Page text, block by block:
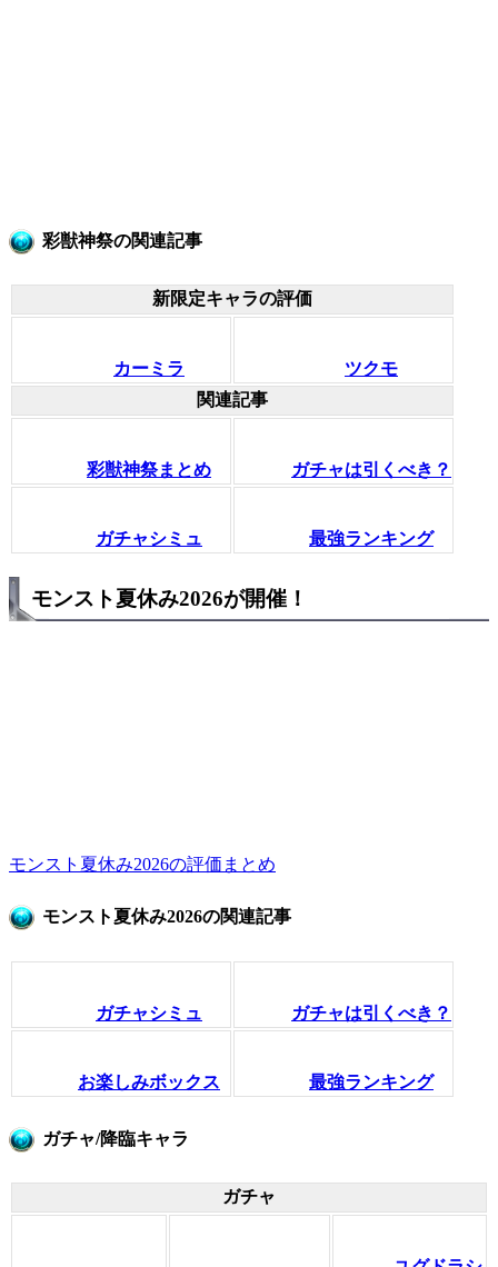
彩獣神祭の関連記事
新限定キャラの評価
カーミラ
ツクモ
関連記事
彩獣神祭まとめ ガチャは引くべき？
ガチャシミュ 最強ランキング
モンスト夏休み2026が開催！
モンスト夏休み2026の評価まとめ
モンスト夏休み2026の関連記事
ガチャシミュ ガチャは引くべき？
お楽しみボックス 最強ランキング
ガチャ/降臨キャラ
ガチャ